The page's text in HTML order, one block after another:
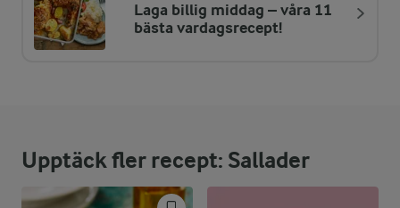
ENERGIDISTRIBUTION %
NÄRINGSVÄRDEN PER PORT
Fett:
26,9 %
8,2 g
Laga billig middag – våra 11
bästa vardagsrecept!
Upptäck fler recept: Sallader